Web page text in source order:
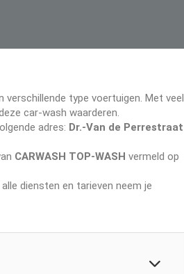
verschillende type voertuigen. Met veel
car-wash waarderen.
adres: Dr.-Van de Perrestraat
CARWASH TOP-WASH vermeld op
diensten en tarieven neem je